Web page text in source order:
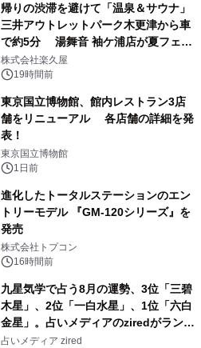
帰りの渋滞を避けて「温泉＆サウナ」
三井アウトレットパーク木更津から車
で約5分 湯舞音 袖ケ浦店が夏フェア
メニューを提供
株式会社楽久屋
19時間前
東京国立博物館、館内レストラン3店
舗をリニューアル 各店舗の詳細を発
表！
東京国立博物館
1日前
進化したトータルステーションのエン
トリーモデル 『GM-120シリーズ』を
発売
株式会社トプコン
16時間前
九星気学で占う8月の運勢、3位「三碧
木星」、2位「一白水星」、1位「六白
金星」。占いメディアのziredがランキ
ングを発表
占いメディア zired